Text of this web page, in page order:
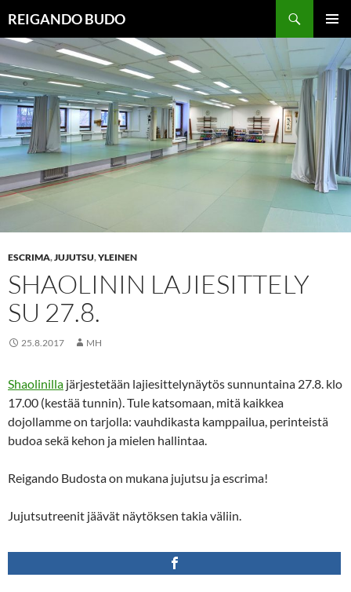
sisältöön
REIGANDO BUDO
ESCRIMA,JUJUTSU,YLEINEN
SHAOLININ LAJIESITTELY
SU 27.8.
25.8.2017 MH
Shaolinilla järjestetään lajiesittelynäytös sunnuntaina 27.8. klo
17.00 (kestää tunnin). Tule katsomaan, mitä kaikkea
dojollamme on tarjolla: vauhdikasta kamppailua, perinteistä
budoa sekä kehon ja mielen hallintaa.
Reigando Budosta on mukana jujutsu ja escrima!
Jujutsutreenit jäävät näytöksen takia väliin.